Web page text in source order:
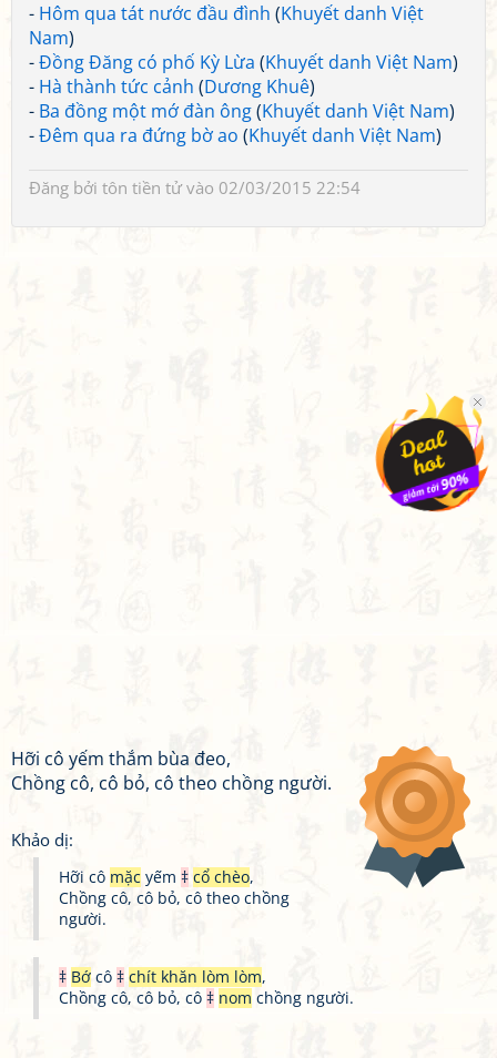
- Hôm qua tát nước đầu đình (Khuyết danh Việt
Nam)
-Đồng Đăng có phố Kỳ Lừa (Khuyết danh Việt Nam)
- Hà thành tức cảnh (Dương Khuê)
- Ba đồng một mớ đàn ông(Khuyết danh Việt Nam)
-Đêm qua ra đứng bờ ao (Khuyết danh Việt Nam)
Đăng bởi tôn tiền tửvào 02/03/2015 22:54
Hỡi cô yếm thắm bùa đeo,
Chồng cô, cô bỏ, cô theo chồng người.
Khảo dị:
Hỡi cô mặc yếm ‡ cổ chèo,
Chồng cô, cô bỏ, cô theo chồng
người.
‡ Bớ cô ‡ chít khăn lòm lòm,
Chồng cô, cô bỏ, cô ‡ nom chồng người.